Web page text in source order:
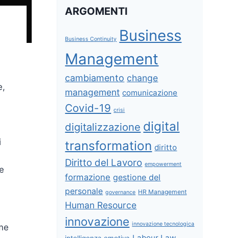
ARGOMENTI
Business Continuity Business
Management
cambiamento change
management comunicazione
Covid-19 crisi
digitalizzazione digital
transformation diritto
Diritto del Lavoro empowerment
formazione gestione del
personale governance HR Management
Human Resource
innovazione innovazione tecnologica